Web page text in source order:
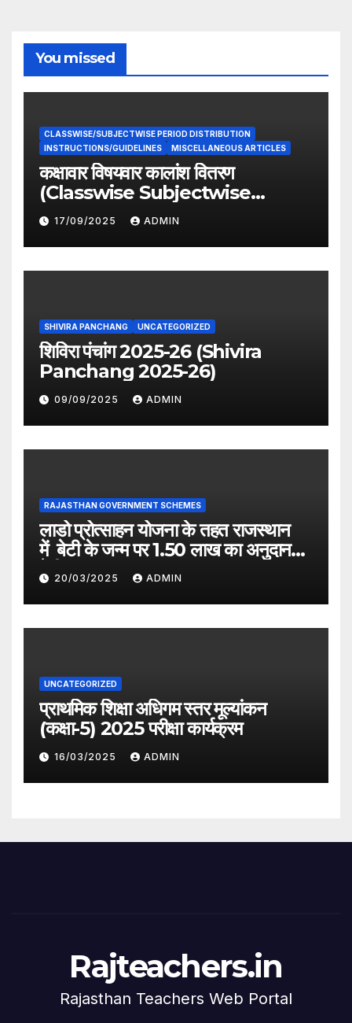
You missed
CLASSWISE/SUBJECTWISE PERIOD DISTRIBUTION
INSTRUCTIONS/GUIDELINES
MISCELLANEOUS ARTICLES
कक्षावार विषयवार कालांश वितरण
(Classwise Subjectwise
period distribution)
17/09/2025 ADMIN
SHIVIRA PANCHANG UNCATEGORIZED
शिविरा पंचांग 2025-26 (Shivira
Panchang 2025-26)
09/09/2025 ADMIN
RAJASTHAN GOVERNMENT SCHEMES
लाडो प्रोत्साहन योजना के तहत राजस्थान
में बेटी के जन्म पर 1.50 लाख का अनुदान
देगी सरकार
20/03/2025 ADMIN
UNCATEGORIZED
प्राथमिक शिक्षा अधिगम स्तर मूल्यांकन
(कक्षा-5) 2025 परीक्षा कार्यक्रम
16/03/2025 ADMIN
Rajteachers.in
Rajasthan Teachers Web Portal